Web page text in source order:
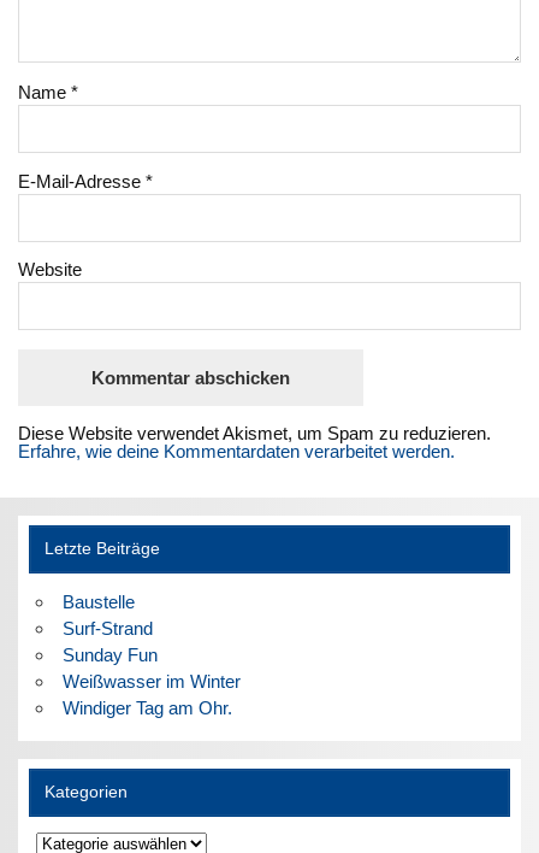
Name*
E-Mail-Adresse*
Website
Diese Website verwendet Akismet, um Spam zu reduzieren.
Erfahre, wie deine Kommentardaten verarbeitet werden.
Letzte Beiträge
Baustelle
Surf-Strand
Sunday Fun
Weißwasser im Winter
Windiger Tag am Ohr.
Kategorien
Kategorien